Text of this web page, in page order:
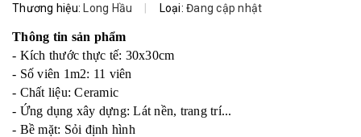
Thương hiệu:Long Hầu | Loại: Đang cập nhật
Thông tin sản phẩm
- Kích thước thực tế: 30x30cm
- Số viên 1m2: 11 viên
- Chất liệu: Ceramic
- Ứng dụng xây dựng: Lát nền, trang trí...
- Bề mặt: Sỏi định hình